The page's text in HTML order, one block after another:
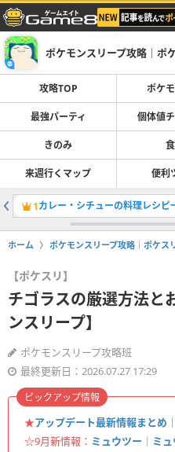
ポケモンスリープ攻略｜ポ
攻略TOP ポケ
最強パーティ 個体値
きのみ
来週行くマップ 便利
1カレー・シチューの料理レシピ
ホーム ポケモンスリープ攻略｜ポケス
【ポケスリ】
チゴラスの厳選方法と
ンスリープ】
ポケモンスリープ攻略班
最終更新日：2026.07.27 17:29
★アップデート最新情報まとめ
☆9月新情報： ミュウツー ｜ ミ
ピックアップ情報